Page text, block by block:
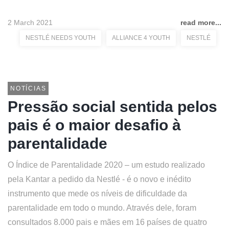
2 March 2021 read more...
NESTLÉ NEEDS YOUTH ALLIANCE 4 YOUTH NESTLÉ
NOTÍCIAS
Pressão social sentida pelos
pais é o maior desafio à
parentalidade
O Índice de Parentalidade 2020 – um estudo realizado
pela Kantar a pedido da Nestlé - é o novo e inédito
instrumento que mede os níveis de dificuldade da
parentalidade em todo o mundo. Através dele, foram
consultados 8.000 pais e mães em 16 países de quatro